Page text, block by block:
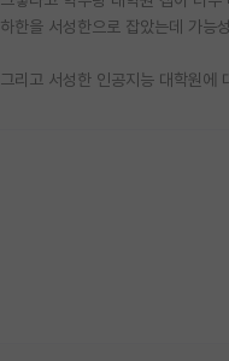
하한을 서성한으로 잡았는데 가능
그리고 서성한 인공지능 대학원에